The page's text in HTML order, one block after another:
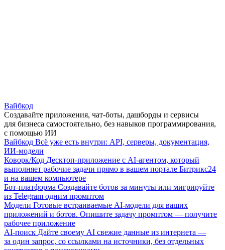
Вайбкод
Создавайте приложения, чат-боты, дашборды и сервисы
для бизнеса самостоятельно, без навыков программирования,
с помощью ИИ
Вайбкод Всё уже есть внутри: API, серверы, документация,
ИИ-модели
Коворк/Код Десктоп-приложение с AI-агентом, который
выполняет рабочие задачи прямо в вашем портале Битрикс24
и на вашем компьютере
Бот-платформа Создавайте ботов за минуты или мигрируйте
из Telegram одним промптом
Модели Готовые встраиваемые AI-модели для ваших
приложений и ботов. Опишите задачу промптом — получите
рабочее приложение
AI-поиск Дайте своему AI свежие данные из интернета —
за один запрос, со ссылками на источники, без отдельных